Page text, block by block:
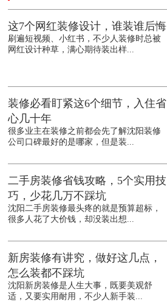
这7个网红装修设计，谁装谁后悔
刷遍短视频、小红书，不少人装修时总被
网红设计种草，满心期待装出样...
装修必看盯紧这6个细节，入住省
心几十年
很多业主在装修之前都会先了解沈阳装修
公司口碑最好的是哪家，但是装...
二手房装修省钱攻略，5个实用技
巧，少花几万不踩坑
沈阳二手房装修最头疼的就是预算超标，
很多人花了大价钱，却没装出想...
新房装修有讲究，做好这几点，
怎么装都不踩坑
沈阳新房装修是人生大事，既要美观舒
适，又要实用耐用，不少人新手装...